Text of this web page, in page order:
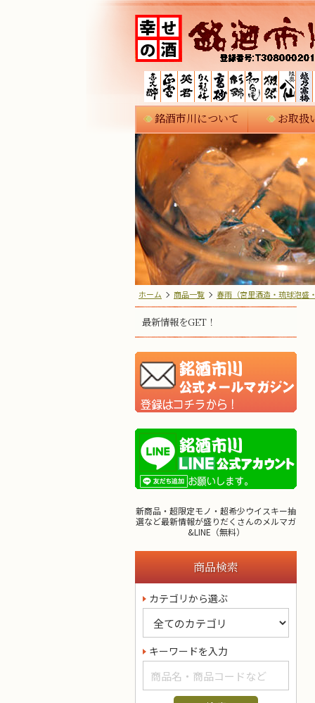
銘酒市川について お取扱
ホーム 商品一覧 春雨（宮里酒造・琉球泡盛
最新情報をGET！
新商品・超限定モノ・超希少ウイスキー抽
選など最新情報が盛りだくさんのメルマガ
&LINE（無料）
商品検索
カテゴリから選ぶ
キーワードを入力